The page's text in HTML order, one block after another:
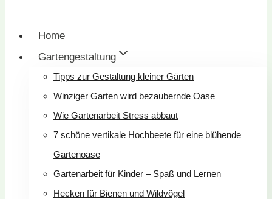
Home
Gartengestaltung
Tipps zur Gestaltung kleiner Gärten
Winziger Garten wird bezaubernde Oase
Wie Gartenarbeit Stress abbaut
7 schöne vertikale Hochbeete für eine blühende
Gartenoase
Gartenarbeit für Kinder – Spaß und Lernen
Hecken für Bienen und Wildvögel